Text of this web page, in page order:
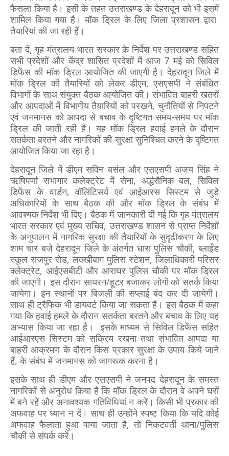
फैसला किया है। इसी के तहत उत्तराखण्ड के देहरादून को भी इसमें
शामिल किया गया है। मॉक ड्रिल के लिए जिला प्रशासन द्वारा
तैयारियां की जा रही हैं।
बता दें, गृह मंत्रालय भारत सरकार के निर्देश पर उत्तराखण्ड सहित
सभी प्रदेशों और केंद्र शासित प्रदेशों में आज 7 मई को सिविल
डिफेंस की मॉक ड्रिल आयोजित की जाएगी है। देहरादून जिले में
मॉक ड्रिल की तैयारियों को लेकर डीएम, एसएसपी ने संबंधित
विभागों के साथ संयुक्त बैठक आयोजित की। संभावित बाहरी खतरों
और आपदाओं में विभागीय तैयारियों को परखने, चुनौतियों से निपटने
एवं जनमानस को आपदा से बचाव के दृष्टिगत समय-समय पर मॉक
ड्रिल की जाती रही है। यह मॉक ड्रिल हवाई हमले के दौरान
सतर्कता बरतने और नागरिकों की सुरक्षा सुनिश्चित करने के दृष्टिगत
आयोजित किया जा रहा है।
देहरादून जिले में डीएम सविन बसंल और एसएसपी अजय सिंह ने
ऋषिपर्णा सभागार कलेक्ट्रेट में सेना, अर्द्धसैनिक बल, सिविल
डिफेंस के वार्डन, वॉलिंटिसर्य एवं आईआरस सिस्टम से जुड़े
अधिकारियों के साथ बैठक की और मॉक ड्रिल के संबंध में
आवश्यक निर्देश भी दिए। बैठक में जानकारी दी गई कि गृह मंत्रालय
भारत सरकार एवं मुख्य सचिव, उत्तराखण्ड शासन से प्राप्त निर्देशों
के अनुपालन में नागरिक सुरक्षा की तैयारियों के सुदृढीकरण के लिए
शाम चार बजे देहरादून जिले के अंतर्गत धारा पुलिस चौकी, ब्लाईंड
स्कूल राजपुर रोड, लक्खीबाग पुलिस स्टेशन, जिलाधिकारी परिसर
क्लेक्ट्रेट, आईएसबीटी और आराघर पुलिस चौकी पर मॉक ड्रिल
की जाएगी। इस दौरान सायरन/हूटर बजाकर लोगों को सतर्क किया
जायेगा। इन स्थानों पर बिजली की सप्लाई बंद कर दी जायेगी।
साथ ही ट्रैफिक भी डायवर्ट किया जा सकता है। इस बैठक में कहा
गया कि हवाई हमले के दौरान सतर्कता बरतने और बचाव के लिए यह
अभ्यास किया जा रहा है। इसके माध्यम से सिविल डिफेंस सहित
आईआरएस सिस्टम को सक्रिय रखना तथा संभावित आपदा या
बाहरी आक्रमण के दौरान किस प्रकार सुरक्षा के उपाय किये जाने
हैं, के संबंध में जनमानस को जागरूक करना है।
इसके साथ ही डीएम और एसएसपी ने जनपद देहरादून के समस्त
नागरिकों से अनुरोध किया है कि मॉक ड्रिल के दौरान वे अपने घरों
में बने रहें और अनावश्यक गतिविधियां न करें। किसी भी प्रकार की
अफवाह पर ध्यान न दें। साथ ही उन्होंने स्पष्ट किया कि यदि कोई
अफवाह फैलाता हुआ पाया जाता है, तो निकटवर्ती थाना/पुलिस
चौकी से संपर्क करें।